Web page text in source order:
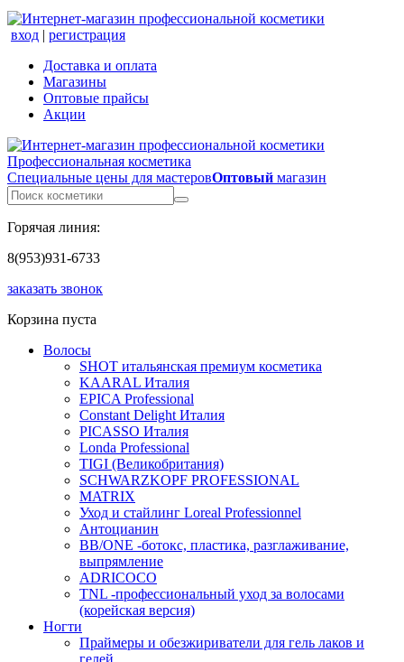
вход | регистрация
Доставка и оплата
Магазины
Оптовые прайсы
Акции
Профессиональная косметика
Специальные цены для мастеровОптовый магазин
Горячая линия:
8(953)931-6733
заказать звонок
Корзина пуста
Волосы
SHOT итальянская премиум косметика
KAARAL Италия
EPICA Professional
Constant Delight Италия
PICASSO Италия
Londa Professional
TIGI (Великобритания)
SCHWARZKOPF PROFESSIONAL
MATRIX
Уход и стайлинг Loreal Professionnel
Антоцианин
BB/ONE -ботокс, пластика, разглаживание,
выпрямление
ADRICOCO
TNL -профессиональный уход за волосами
(корейская версия)
Ногти
Праймеры и обезжириватели для гель лаков и